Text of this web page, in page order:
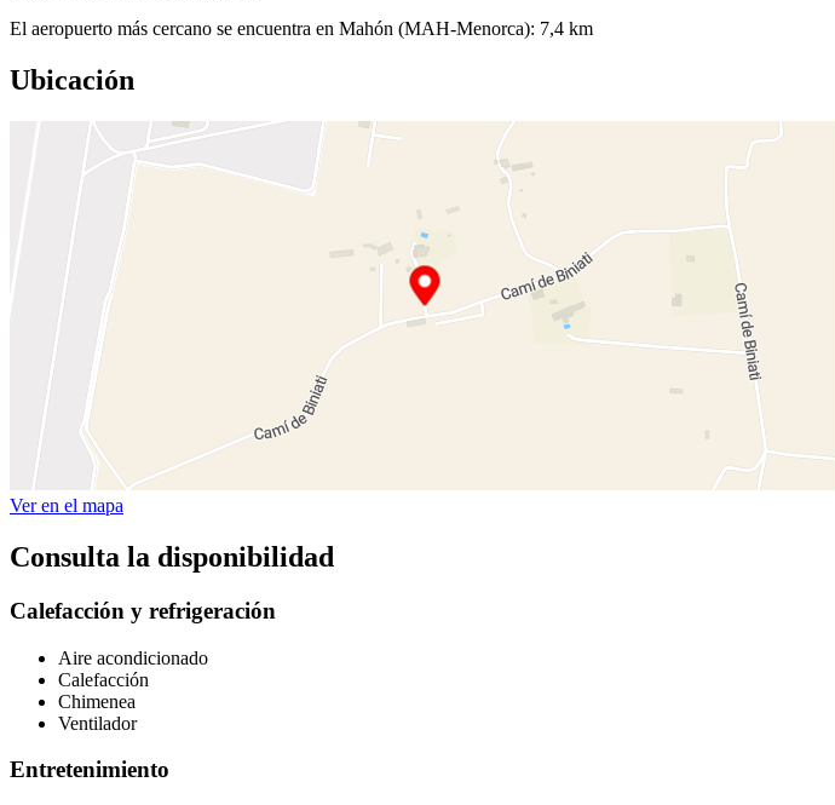
El aeropuerto más cercano se encuentra en Mahón (MAH-Menorca): 7,4 km
Ubicación
Ver en el mapa
Consulta la disponibilidad
Calefacción y refrigeración
Aire acondicionado
Calefacción
Chimenea
Ventilador
Entretenimiento